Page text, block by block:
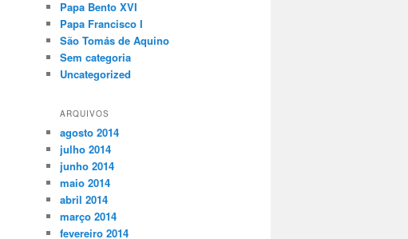
Papa Bento XVI
Papa Francisco I
São Tomás de Aquino
Sem categoria
Uncategorized
ARQUIVOS
agosto 2014
julho 2014
junho 2014
maio 2014
abril 2014
março 2014
fevereiro 2014